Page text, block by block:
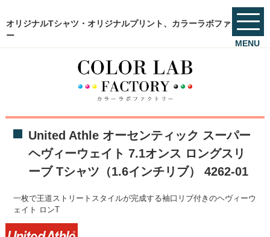
オリジナルTシャツ・オリジナルプリント、カラーラボファクトリ
ー
MENU
United Athle オーセンティック スーパー
ヘヴィーウェイト 7.1オンス ロングスリ
ーブ Tシャツ（1.6インチリブ） 4262-01
一枚で王道ストリートスタイルが完成する袖口リブ付きのヘヴィーウ
ェイト ロンT